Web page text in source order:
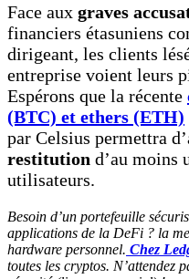
Face aux graves
financiers étasuniens
dirigeant, les clients
entreprise voient leurs
Espérons que la récente
(BTC) et ethers (ETH)
par Celsius permettra
restitution d’au moins
utilisateurs.
Besoin d’un portefeuille
applications de la DeFi ? la
hardware personnel. Chez
toutes les cryptos. N’attendez